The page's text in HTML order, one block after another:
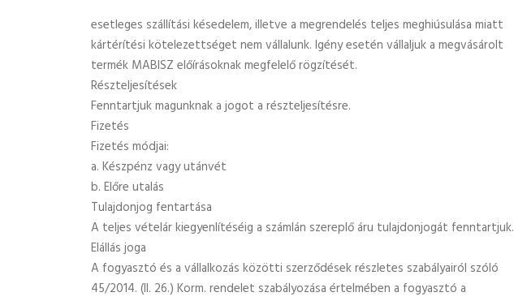
esetleges szállítási késedelem, illetve a megrendelés teljes meghiúsulása miatt
kártérítési kötelezettséget nem vállalunk. Igény esetén vállaljuk a megvásárolt
termék MABISZ előírásoknak megfelelő rögzítését.
Részteljesítések
Fenntartjuk magunknak a jogot a részteljesítésre.
Fizetés
Fizetés módjai:
a. Készpénz vagy utánvét
b. Előre utalás
Tulajdonjog fentartása
A teljes vételár kiegyenlítéséig a számlán szereplő áru tulajdonjogát fenntartjuk.
Elállás joga
A fogyasztó és a vállalkozás közötti szerződések részletes szabályairól szóló
45/2014. (II. 26.) Korm. rendelet szabályozása értelmében a fogyasztó a